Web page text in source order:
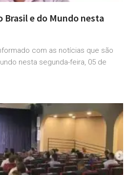
e do Mundo nesta
com as notícias que são
nesta segunda-feira, 05 de